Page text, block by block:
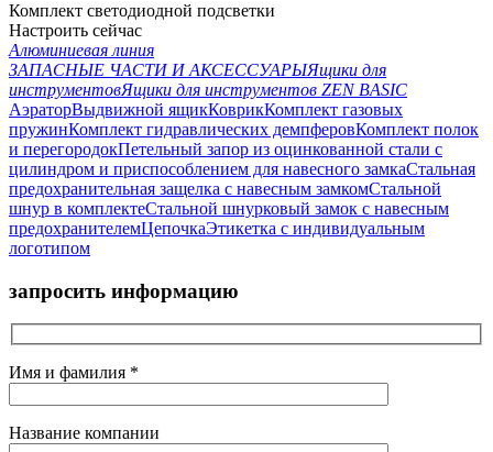
Комплект светодиодной подсветки
Настроить сейчас
Алюминиевая линия
ЗАПАСНЫЕ ЧАСТИ И АКСЕССУАРЫЯщики для
инструментовЯщики для инструментов ZEN BASIC
АэраторВыдвижной ящикКоврикКомплект газовых
пружинКомплект гидравлических демпферовКомплект полок
и перегородокПетельный запор из оцинкованной стали с
цилиндром и приспособлением для навесного замкаСтальная
предохранительная защелка с навесным замкомСтальной
шнур в комплектеСтальной шнурковый замок с навесным
предохранителемЦепочкаЭтикетка с индивидуальным
логотипом
запросить информацию
Имя и фамилия *
Название компании